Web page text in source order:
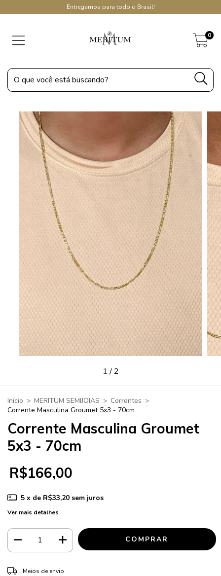
Entregamos para todo o Brasil!
0
1 / 2
Início > MERITUM SEMIJOIAS > Correntes >
Corrente Masculina Groumet 5x3 - 70cm
Corrente Masculina Groumet
5x3 - 70cm
R$166,00
5 x de R$33,20 sem juros
Ver mais detalhes
Entregas para o CEP:
Meios de envio